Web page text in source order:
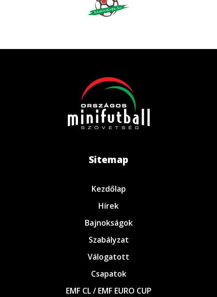
Sitemap
Kezdőlap
Hírek
Bajnokságok
Szabályzat
Válogatott
Csapatok
EMF CL / EMF EURO CUP